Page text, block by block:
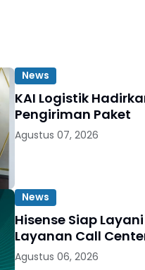
News
KAI Logistik
Pengiriman Paket
Agustus 07, 2026
News
Hisense Siap
Layanan Call
Agustus 06, 2026